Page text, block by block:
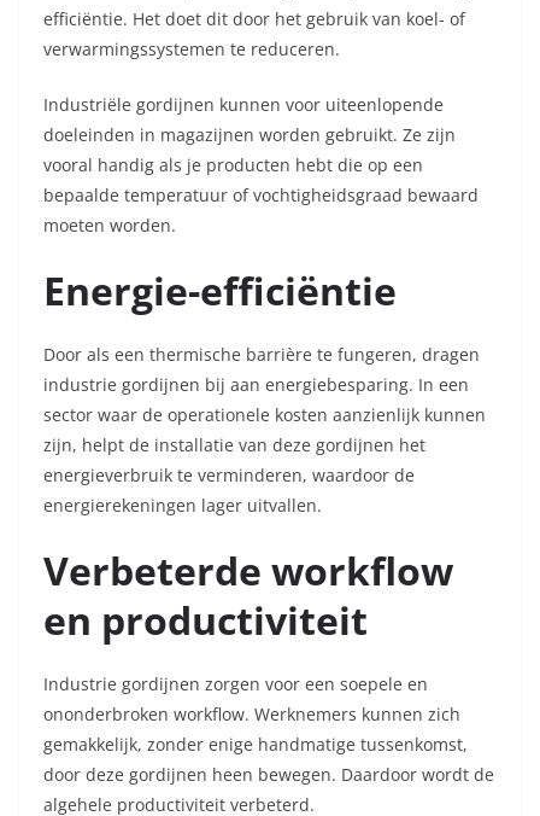
efficiëntie. Het doet dit door het gebruik van koel- of
verwarmingssystemen te reduceren.
Industriële gordijnen kunnen voor uiteenlopende
doeleinden in magazijnen worden gebruikt. Ze zijn
vooral handig als je producten hebt die op een
bepaalde temperatuur of vochtigheidsgraad bewaard
moeten worden.
Energie-efficiëntie
Door als een thermische barrière te fungeren, dragen
industrie gordijnen bij aan energiebesparing. In een
sector waar de operationele kosten aanzienlijk kunnen
zijn, helpt de installatie van deze gordijnen het
energieverbruik te verminderen, waardoor de
energierekeningen lager uitvallen.
Verbeterde workflow
en productiviteit
Industrie gordijnen zorgen voor een soepele en
ononderbroken workflow. Werknemers kunnen zich
gemakkelijk, zonder enige handmatige tussenkomst,
door deze gordijnen heen bewegen. Daardoor wordt de
algehele productiviteit verbeterd.